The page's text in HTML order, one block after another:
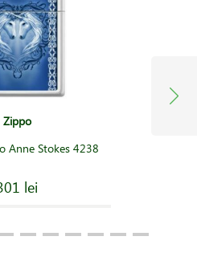
Zippo
Anne Stokes 4238
lei